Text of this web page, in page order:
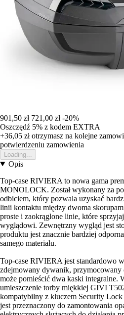
901,50 zł 721,00 zł -20%
Oszczędź 5% z kodem EXTRA
+36,05 złotrzymasz na kolejne
potwierdzeniu zamowienia
Loading...
Opis
Top-case RIVIERA to nowa gama
MONOLOCK. Został wykonany za
odbiciem, który pozwala uzyskać
linii kontaktu między dwoma
proste i zaokrąglone linie, które
wyglądowi. Zewnętrzny wygląd jest
produktu jest znacznie bardziej
samego materiału.
Top-case RIVIERA jest standardowo
zdejmowany dywanik, przymocowany
może pomieścić dwa kaski integralne.
umieszczenie torby miękkiej GIVI
kompatybilny z kluczem Security
jest przeznaczony do zamontowania